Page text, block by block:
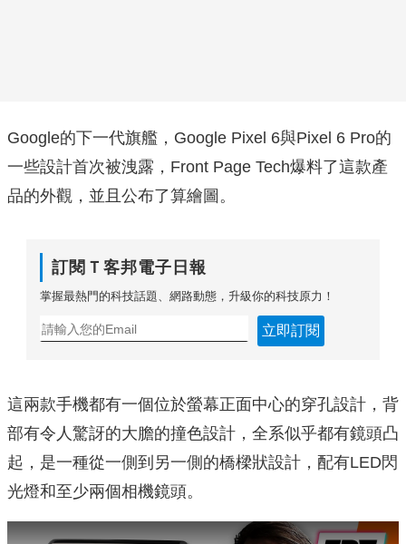
Google的下一代旗艦，Google Pixel 6與Pixel 6 Pro的
一些設計首次被洩露，Front Page Tech爆料了這款產
品的外觀，並且公布了算繪圖。
訂閱Ｔ客邦電子日報
掌握最熱門的科技話題、網路動態，升級你的科技原力！
立即訂閱
這兩款手機都有一個位於螢幕正面中心的穿孔設計，背
部有令人驚訝的大膽的撞色設計，全系似乎都有鏡頭凸
起，是一種從一側到另一側的橋樑狀設計，配有LED閃
光燈和至少兩個相機鏡頭。